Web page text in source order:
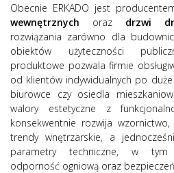
Obecnie ERKADO jest
wewnętrznych oraz drzwi
rozwiązania zarówno dla
obiektów użyteczności
produktowe pozwala firmie
od klientów indywidualnych po
biurowce czy osiedla
walory estetyczne z
konsekwentnie rozwija
trendy wnętrzarskie, a
parametry techniczne, w tym
odporność ogniową oraz